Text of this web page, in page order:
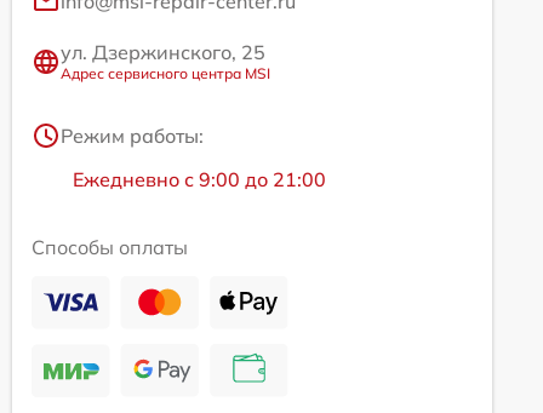
ул. Дзержинского, 25
Адрес сервисного центра MSI
Режим работы:
Ежедневно с 9:00 до 21:00
Способы оплаты